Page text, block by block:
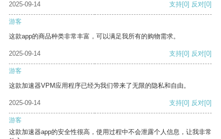
2025-09-14
支持[0] 反对[0]
游客
这款app的商品种类非常丰富，可以满足我所有的购物需求。
2025-09-14 支持[0] 反对[0]
游客
这款加速器VPM应用程序已经为我们带来了无限的隐私和自由。
2025-09-14 支持[0] 反对[0]
游客
这款加速器app的安全性很高，使用过程中不会泄露个人信息，让我非常